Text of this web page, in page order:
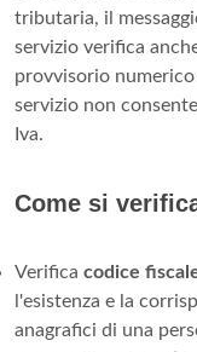
tributaria, il
servizio verifica
provvisorio numerico
servizio non
Iva.
Come si
Verifica codice
l'esistenza e la
anagrafici di una